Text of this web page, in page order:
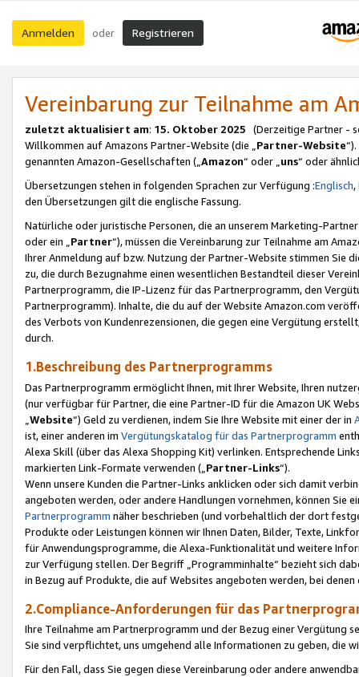
Anmelden oder Registrieren
Vereinbarung zur Teilnahme am
zuletzt aktualisiert am: 15. Oktober 2025 (Derzeitige Partner -
Willkommen auf Amazons Partner-Website (die „Partner-Website
genannten Amazon-Gesellschaften („Amazon“ oder „uns“ oder
Übersetzungen stehen in folgenden Sprachen zur Verfügung :Englisch,
den Übersetzungen gilt die englische Fassung.
Natürliche oder juristische Personen, die an unserem Marketing-
oder ein „Partner“), müssen die Vereinbarung zur Teilnahme am
Ihrer Anmeldung auf bzw. Nutzung der Partner-Website stimmen Sie
zu, die durch Bezugnahme einen wesentlichen Bestandteil dieser
Partnerprogramm, die IP-Lizenz für das Partnerprogramm, den
Partnerprogramm). Inhalte, die du auf der Website Amazon.com
des Verbots von Kundenrezensionen, die gegen eine Vergütung
durch.
1.Beschreibung des Partnerprogramms
Das Partnerprogramm ermöglicht Ihnen, mit Ihrer Website, Ihren
(nur verfügbar für Partner, die eine Partner-ID für die Amazon UK
Website“) Geld zu verdienen, indem Sie Ihre Website mit einer der in
ist, einer anderen im Vergütungskatalog für das Partnerprogramm
Alexa Skill (über das Alexa Shopping Kit) verlinken. Entsprechende
markierten Link-Formate verwenden („ Partner-Links“).
Wenn unsere Kunden die Partner-Links anklicken oder sich damit
angeboten werden, oder andere Handlungen vornehmen, können Sie
Partnerprogramm näher beschrieben (und vorbehaltlich der dort
Produkte oder Leistungen können wir Ihnen Daten, Bilder, Texte,
für Anwendungsprogramme, die Alexa-Funktionalität und weitere
zur Verfügung stellen. Der Begriff „Programminhalte“ bezieht sich
in Bezug auf Produkte, die auf Websites angeboten werden, bei
2.Compliance-Anforderungen für das
Ihre Teilnahme am Partnerprogramm und der Bezug einer Vergütung
Sie sind verpflichtet, uns umgehend alle Informationen zu geben, die
Für den Fall, dass Sie gegen diese Vereinbarung oder andere